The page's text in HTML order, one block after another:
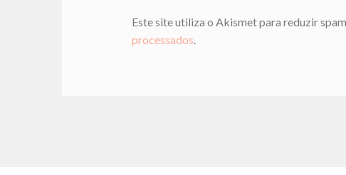
Este site utiliza o Akismet para reduzir
processados.